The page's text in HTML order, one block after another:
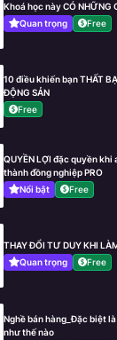
Khoá học này CÓ NHỮNG
Quan trọng
Free
10 điều khiến bạn THẤT
ĐỘNG SẢN
Free
QUYỀN LỢI đặc quyền khi
thành đồng nghiệp PRO
Nổi bật
Free
THAY ĐỔI TƯ DUY KHI
Quan trọng
Free
Nghề bán hàng_Đặc biệt
như thế nào